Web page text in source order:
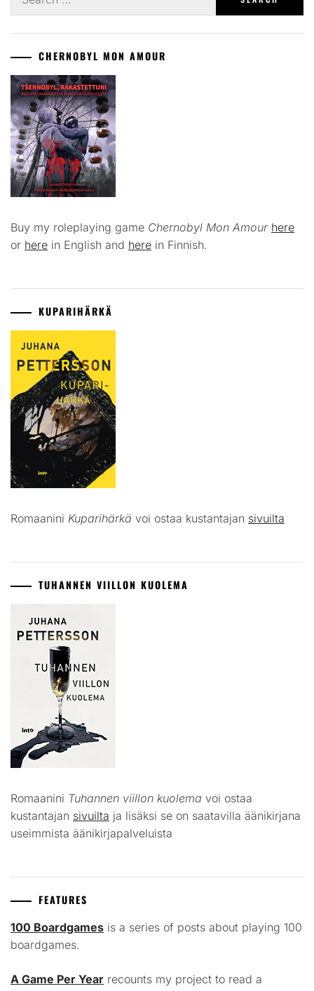
for:
CHERNOBYL MON AMOUR
Buy my roleplaying game Chernobyl Mon Amour here
or here in English and here in Finnish.
KUPARIHÄRKÄ
Romaanini Kuparihärkä voi ostaa kustantajan sivuilta
TUHANNEN VIILLON KUOLEMA
Romaanini Tuhannen viillon kuolema voi ostaa
kustantajan sivuilta ja lisäksi se on saatavilla äänikirjana
useimmista äänikirjapalveluista
FEATURES
100 Boardgames is a series of posts about playing 100
boardgames.
A Game Per Year recounts my project to read a